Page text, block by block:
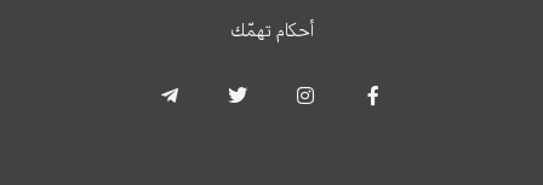
أحكام تهمّك
c
s
i
l